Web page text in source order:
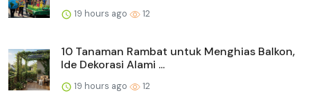
19 hours ago 12
10 Tanaman Rambat untuk Menghias Balkon,
Ide Dekorasi Alami ...
19 hours ago 12